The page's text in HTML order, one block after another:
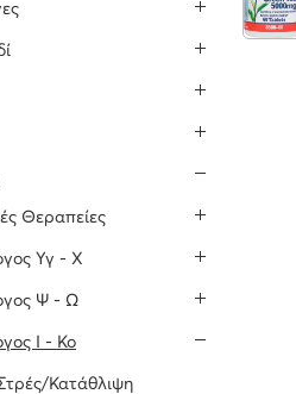
Θεραπείες
Υγ - Χ
Ψ - Ω
Ι - Κο
Κατάθλιψη